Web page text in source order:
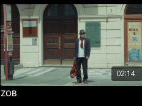
02:14
ZOB